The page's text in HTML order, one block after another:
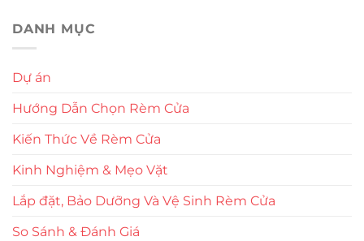
DANH MỤC
Dự án
Hướng Dẫn Chọn Rèm Cửa
Kiến Thức Về Rèm Cửa
Kinh Nghiệm & Mẹo Vặt
Lắp đặt, Bảo Dưỡng Và Vệ Sinh Rèm Cửa
So Sánh & Đánh Giá